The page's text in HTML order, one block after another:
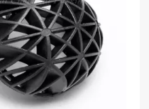
manière générale,
le plus grand
des nervures, des
confère aux supports
caractéristiques de
de maintenir une
tout le lit.